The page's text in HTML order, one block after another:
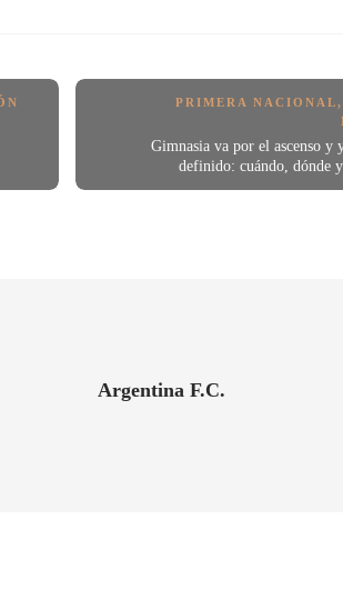
PRIMERA NACIONAL
Gimnasia va por el ascenso y
definido: cuándo, dónde
Argentina F.C.